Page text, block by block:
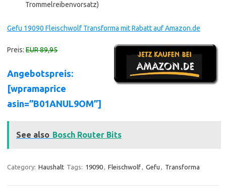
Trommelreibenvorsatz)
Gefu 19090 Fleischwolf Transforma mit Rabatt auf Amazon.de
Preis: EUR 89,95
Angebotspreis:
[wpramaprice
asin=”B01ANUL9OM”]
See also Bosch Router Bits
Category: Haushalt Tags: 19090, Fleischwolf, Gefu , Transforma